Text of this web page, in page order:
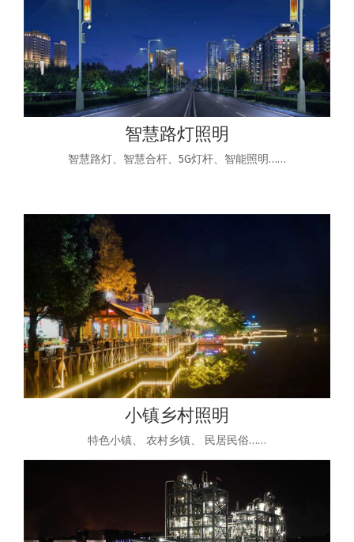
智慧路灯照明
智慧路灯、智慧合杆、5G灯杆、智能照明……
小镇乡村照明
特色小镇、 农村乡镇、 民居民俗……